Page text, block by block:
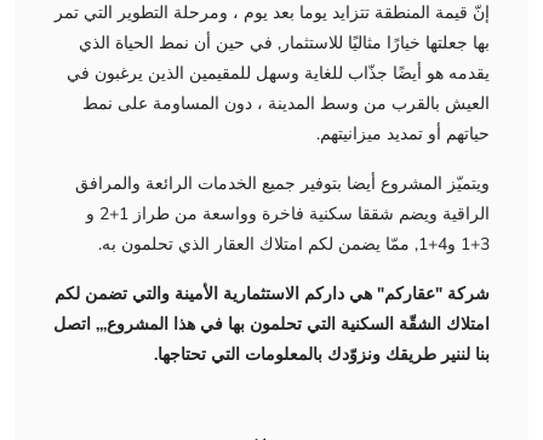
إنّ قيمة المنطقة تتزايد يوما بعد يوم ، ومرحلة التطوير التي تمر
بها جعلتها خيارًا مثاليًا للاستثمار, في حين أن نمط الحياة الذي
يقدمه هو أيضًا جذّاب للغاية وسهل للمقيمين الذين يرغبون في
العيش بالقرب من وسط المدينة ، دون المساومة على نمط
حياتهم أو تمديد ميزانيتهم.
ويتميّز المشروع أيضا بتوفير جميع الخدمات الرائعة والمرافق
الراقية ويضم شققا سكنية فاخرة وواسعة من طراز 1+2 و
3+1 و4+1, ممّا يضمن لكم امتلاك العقار الذي تحلمون به.
شركة "عقاركم" هي داركم الاستثمارية الأمينة والتي تضمن لكم
امتلاك الشقّة السكنية التي تحلمون بها في هذا المشروع,,, اتصل
بنا لننير طريقك ونزوّدك بالمعلومات التي تحتاجها.